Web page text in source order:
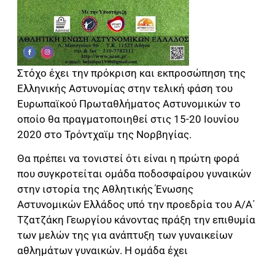
Στόχο έχει την πρόκριση και εκπροσώπηση της
Ελληνικής Αστυνομίας στην τελική φάση του
Ευρωπαϊκού Πρωταθλήματος Αστυνομικών το
οποίο θα πραγματοποιηθεί στις 15-20 Ιουνίου
2020 στο Τρόντχαϊμ της Νορβηγίας.
Θα πρέπει να τονιστεί ότι είναι η πρώτη φορά
που συγκροτείται ομάδα ποδοσφαίρου γυναικών
στην ιστορία της Αθλητικής Ένωσης
Αστυνομικών Ελλάδος υπό την προεδρία του Α/Α΄
Τζατζάκη Γεωργίου κάνοντας πράξη την επιθυμία
των μελών της για ανάπτυξη των γυναικείων
αθλημάτων γυναικών. Η ομάδα έχει